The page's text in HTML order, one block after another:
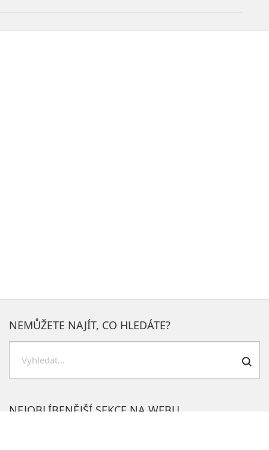
NEJOBLÍBENĚJŠÍ SEKCE NA WEBU
NEMŮŽETE NAJÍT, CO HLEDÁTE?
e